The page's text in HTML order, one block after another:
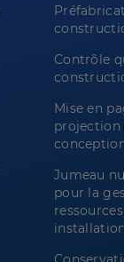
Contrôle
Mise en
projection
Jumeau
pour la